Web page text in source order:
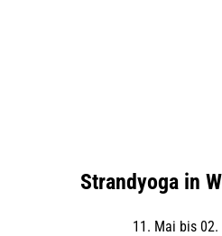
Strandyoga in
11. Mai bis 02.